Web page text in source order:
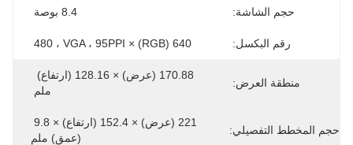
حجم الشاشة: 8.4 بوصة
رقم البكسل: 640 (RGB) × 480 ، VGA ، 95PPI
منطقة العرض:
ملم
حجم المخطط التفصيلي:
(عمق) ملم